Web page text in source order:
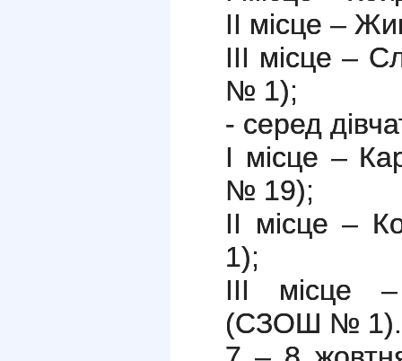
ІІ місце –
ІІІ місце –
№ 1);
- серед
І місце –
№ 19);
ІІ місце –
1);
ІІІ місце
(СЗОШ № 1).